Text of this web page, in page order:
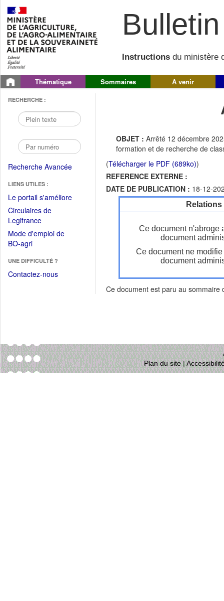
Instructions du ministère
Thématique Sommaires A venir
RECHERCHE :
Recherche Avancée
LIENS UTILES :
Le portail s'améliore(Fichier
Circulaires de
Legifrance(Ouvrir
dans
une
fenêtre)
Mode d'emploi de
BO-agri(Ouvrir
une
nouvelle
UNE DIFFICULTÉ ?
Contactez-nous
OBJET : Arrêté 12 décembre
formation et de recherche de
(Télécharger le PDF (689ko))
REFERENCE EXTERNE :
DATE DE PUBLICATION : 18-12-
Ce document n'abroge
document
Ce document ne
document
Ce document est paru au sommaire
Plan du site|